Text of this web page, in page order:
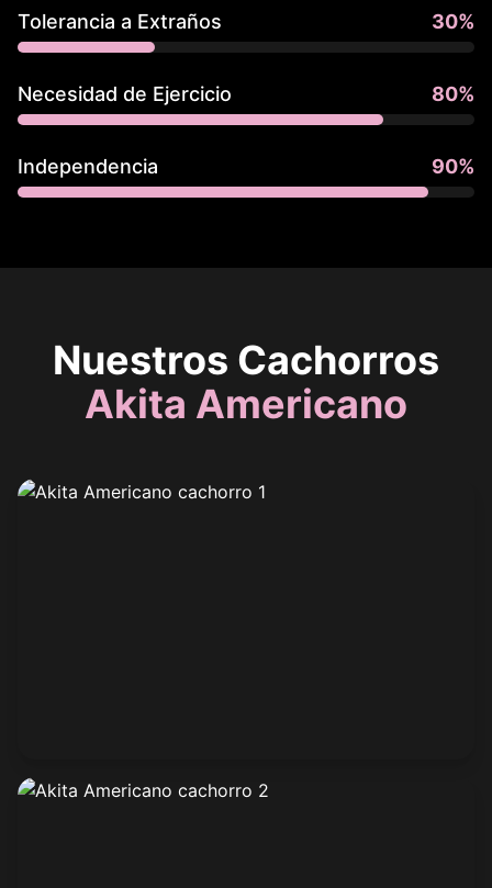
Tolerancia a Extraños 30%
Necesidad de Ejercicio 80%
Independencia 90%
Nuestros Cachorros
Akita Americano